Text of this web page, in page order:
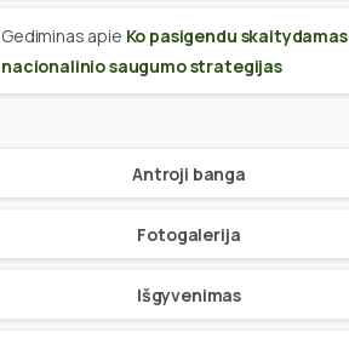
Gediminas apie Ko pasigendu skaitydamas
nacionalinio saugumo strategijas
Antroji banga
Fotogalerija
Išgyvenimas